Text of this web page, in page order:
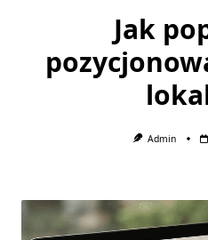
Jak
Admin